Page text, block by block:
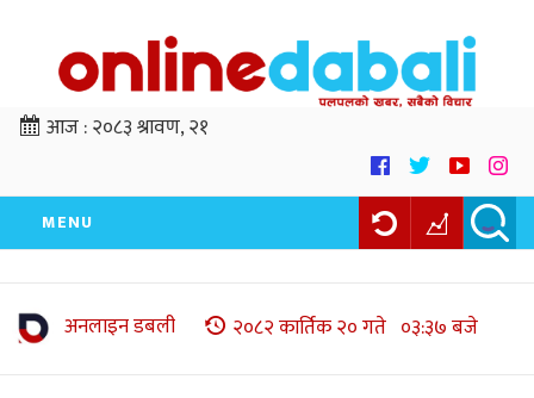
आज :२०८३ श्रावण, २१
MENU
अनलाइन डबली २०८२ कार्तिक २० गते ०३:३७ बजे